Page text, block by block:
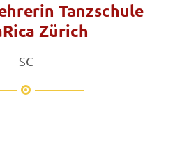
Tanzschule
Zürich
SC